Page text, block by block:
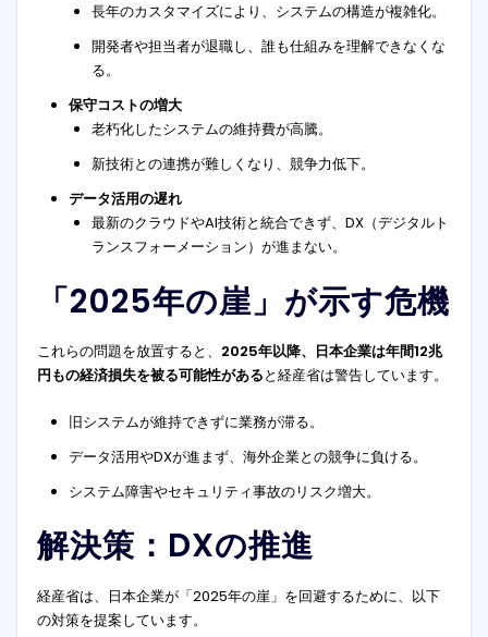
長年のカスタマイズにより、システムの構造が複雑化。
開発者や担当者が退職し、誰も仕組みを理解できなくな
る。
保守コストの増大
老朽化したシステムの維持費が高騰。
新技術との連携が難しくなり、競争力低下。
データ活用の遅れ
最新のクラウドやAI技術と統合できず、DX（デジタルト
ランスフォーメーション）が進まない。
「2025年の崖」が示す危機
これらの問題を放置すると、 2025年以降、日本企業は年間12兆
円もの経済損失を被る可能性があると経産省は警告しています。
旧システムが維持できずに業務が滞る。
データ活用やDXが進まず、海外企業との競争に負ける。
システム障害やセキュリティ事故のリスク増大。
解決策：DXの推進
経産省は、日本企業が「2025年の崖」を回避するために、以下
の対策を提案しています。